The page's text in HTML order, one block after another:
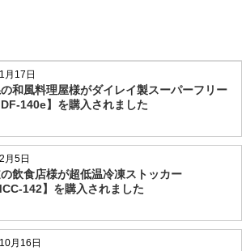
月17日
和風料理屋様がダイレイ製スーパーフリー
140e】を購入されました
月5日
飲食店様が超低温冷凍ストッカー
142】を購入されました
月16日